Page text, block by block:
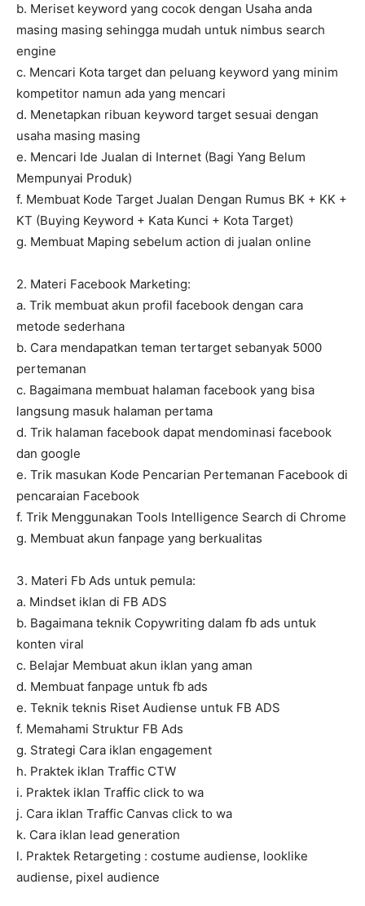
b. Meriset keyword yang cocok dengan Usaha anda
masing masing sehingga mudah untuk nimbus search
engine
c. Mencari Kota target dan peluang keyword yang minim
kompetitor namun ada yang mencari
d. Menetapkan ribuan keyword target sesuai dengan
usaha masing masing
e. Mencari Ide Jualan di Internet (Bagi Yang Belum
Mempunyai Produk)
f. Membuat Kode Target Jualan Dengan Rumus BK + KK +
KT (Buying Keyword + Kata Kunci + Kota Target)
g. Membuat Maping sebelum action di jualan online
2. Materi Facebook Marketing:
a. Trik membuat akun profil facebook dengan cara
metode sederhana
b. Cara mendapatkan teman tertarget sebanyak 5000
pertemanan
c. Bagaimana membuat halaman facebook yang bisa
langsung masuk halaman pertama
d. Trik halaman facebook dapat mendominasi facebook
dan google
e. Trik masukan Kode Pencarian Pertemanan Facebook di
pencaraian Facebook
f. Trik Menggunakan Tools Intelligence Search di Chrome
g. Membuat akun fanpage yang berkualitas
3. Materi Fb Ads untuk pemula:
a. Mindset iklan di FB ADS
b. Bagaimana teknik Copywriting dalam fb ads untuk
konten viral
c. Belajar Membuat akun iklan yang aman
d. Membuat fanpage untuk fb ads
e. Teknik teknis Riset Audiense untuk FB ADS
f. Memahami Struktur FB Ads
g. Strategi Cara iklan engagement
h. Praktek iklan Traffic CTW
i. Praktek iklan Traffic click to wa
j. Cara iklan Traffic Canvas click to wa
k. Cara iklan lead generation
l. Praktek Retargeting : costume audiense, looklike
audiense, pixel audience